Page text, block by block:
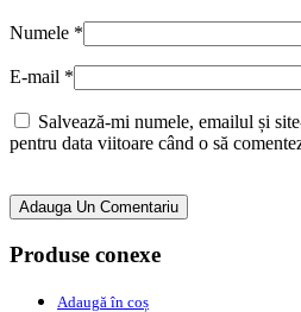
Numele *
E-mail *
Salvează-mi numele, emailul și
pentru data viitoare când o să
Adauga Un Comentariu
Produse conexe
Adaugă în coș